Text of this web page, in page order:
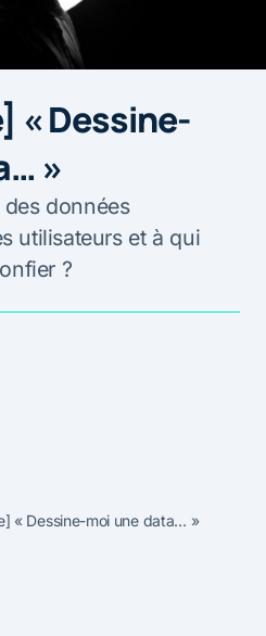
« Dessine-
»
des données
utilisateurs et à qui
?
« Dessine-moi une data… »